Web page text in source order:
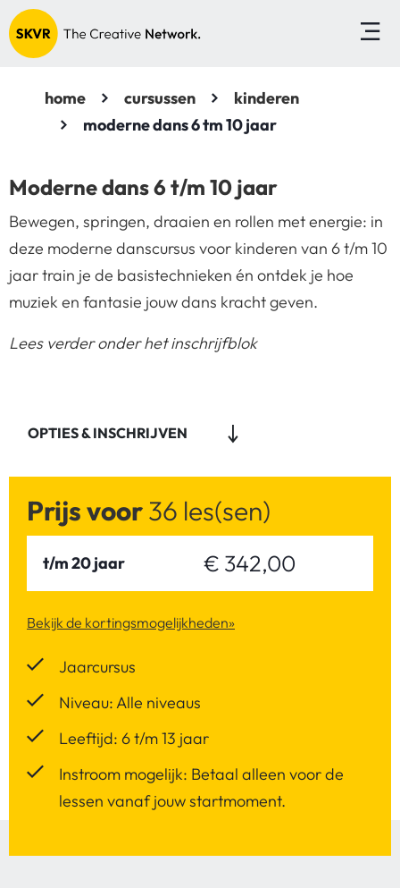
home cursussen
kinderen
moderne dans 6 tm 10 jaar
Moderne dans 6 t/m 10 jaar
Bewegen, springen, draaien en rollen met energie: in
deze moderne danscursus voor kinderen van 6 t/m 10
jaar train je de basistechnieken én ontdek je hoe
muziek en fantasie jouw dans kracht geven.
Lees verder onder het inschrijfblok
OPTIES & INSCHRIJVEN
Prijs voor36 les(sen)
t/m 20 jaar € 342,00
Bekijk de kortingsmogelijkheden»
Jaarcursus
Niveau: Alle niveaus
Leeftijd: 6 t/m 13 jaar
Instroom mogelijk: Betaal alleen voor de
lessen vanaf jouw startmoment.